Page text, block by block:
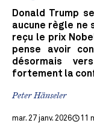
Donald Trump
aucune règle ne
reçu le prix
pense avoir
désormais
fortement la
Peter Hänseler
mar. 27 janv. 2026 11